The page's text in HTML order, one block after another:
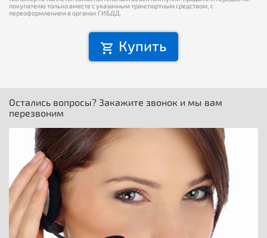
покупателю только вместе с указанным транспортным средством, с
переоформлением в органах ГИБДД.
Купить
Остались вопросы? Закажите звонок и мы вам
перезвоним